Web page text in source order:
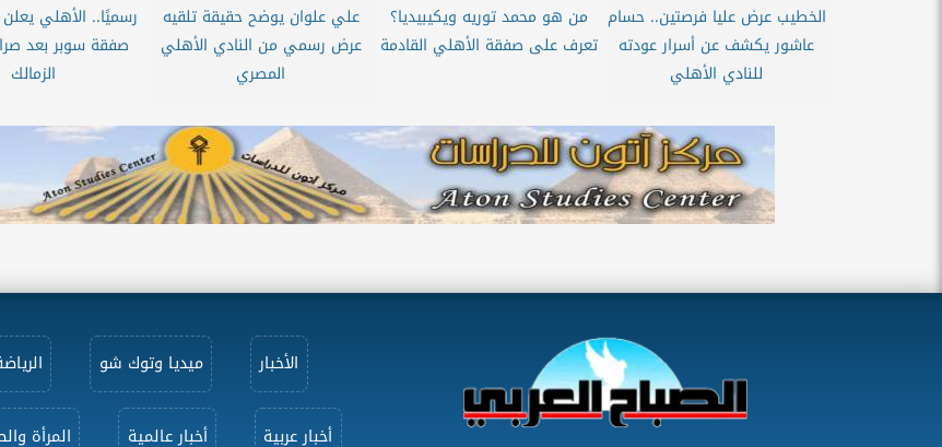
الخطيب عرض عليا فرصتين.. حسام
عاشور يكشف عن أسرار عودته
للنادي الأهلي
من هو محمد توريه ويكيبيديا؟
تعرف على صفقة الأهلي القادمة
علي علوان يوضح حقيقة تلقيه
عرض رسمي من النادي الأهلي
المصري
رسميًا.. الأهلي
صفقة سوبر بعد
الزمالك
الأخبار ميديا وتوك شو
أخبار عربية أخبار عالمية المرأة